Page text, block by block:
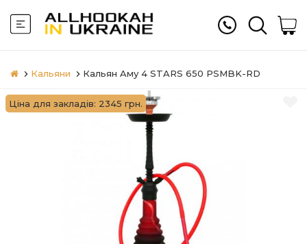
Кальяни Кальян Aму 4 STARS 650 PSMBK-RD
Ціна для закладів: 2345 грн.